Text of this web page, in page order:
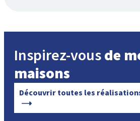
Inspirez-vousde
maisons
Découvrir toutes les